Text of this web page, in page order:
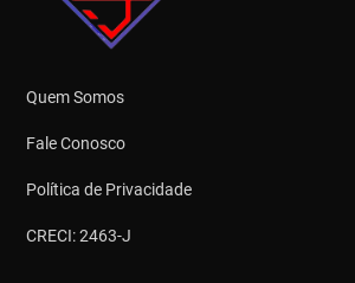
Quem Somos
Fale Conosco
Política de Privacidade
CRECI: 2463-J